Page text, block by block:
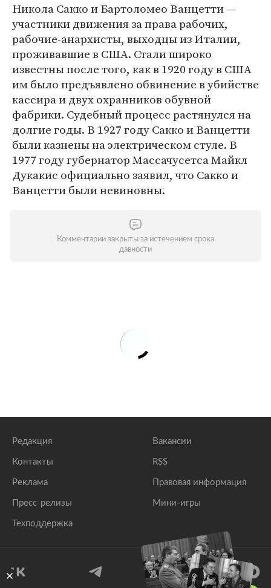
Никола Сакко и Бартоломео Ванцетти —
участники движения за права рабочих,
рабочие-анархисты, выходцы из Италии,
проживавшие в США. Стали широко
известны после того, как в 1920 году в США
им было предъявлено обвинение в убийстве
кассира и двух охранников обувной
фабрики. Судебный процесс растянулся на
долгие годы. В 1927 году Сакко и Ванцетти
были казнены на электрическом стуле. В
1977 году губернатор Массачусетса Майкл
Дукакис официально заявил, что Сакко и
Ванцетти были невиновны.
Комментарии закрыты за истечением срока
давности
Редакция
Контакты
Реклама
Пресс-релизы
Техподдержка
Вакансии
RSS
Правовая информация
Мини-игры